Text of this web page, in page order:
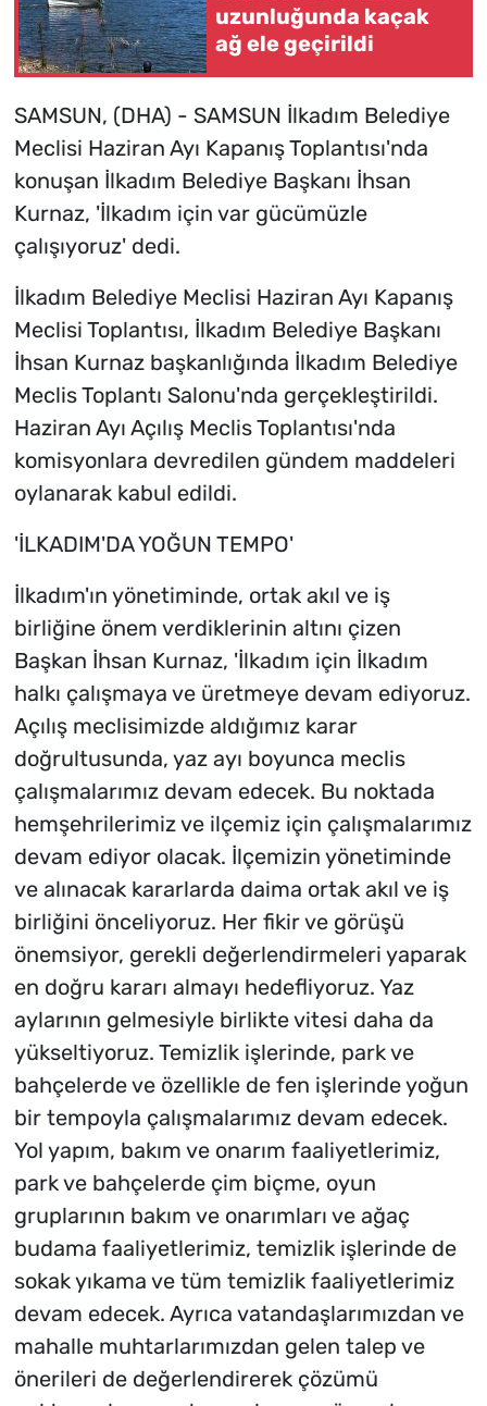
uzunluğunda kaçak
ağ ele geçirildi
SAMSUN, (DHA) - SAMSUN İlkadım Belediye
Meclisi Haziran Ayı Kapanış Toplantısı'nda
konuşan İlkadım Belediye Başkanı İhsan
Kurnaz, 'İlkadım için var gücümüzle
çalışıyoruz' dedi.
İlkadım Belediye Meclisi Haziran Ayı Kapanış
Meclisi Toplantısı, İlkadım Belediye Başkanı
İhsan Kurnaz başkanlığında İlkadım Belediye
Meclis Toplantı Salonu'nda gerçekleştirildi.
Haziran Ayı Açılış Meclis Toplantısı'nda
komisyonlara devredilen gündem maddeleri
oylanarak kabul edildi.
'İLKADIM'DA YOĞUN TEMPO'
İlkadım'ın yönetiminde, ortak akıl ve iş
birliğine önem verdiklerinin altını çizen
Başkan İhsan Kurnaz, 'İlkadım için İlkadım
halkı çalışmaya ve üretmeye devam ediyoruz.
Açılış meclisimizde aldığımız karar
doğrultusunda, yaz ayı boyunca meclis
çalışmalarımız devam edecek. Bu noktada
hemşehrilerimiz ve ilçemiz için çalışmalarımız
devam ediyor olacak. İlçemizin yönetiminde
ve alınacak kararlarda daima ortak akıl ve iş
birliğini önceliyoruz. Her fikir ve görüşü
önemsiyor, gerekli değerlendirmeleri yaparak
en doğru kararı almayı hedefliyoruz. Yaz
aylarının gelmesiyle birlikte vitesi daha da
yükseltiyoruz. Temizlik işlerinde, park ve
bahçelerde ve özellikle de fen işlerinde yoğun
bir tempoyla çalışmalarımız devam edecek.
Yol yapım, bakım ve onarım faaliyetlerimiz,
park ve bahçelerde çim biçme, oyun
gruplarının bakım ve onarımları ve ağaç
budama faaliyetlerimiz, temizlik işlerinde de
sokak yıkama ve tüm temizlik faaliyetlerimiz
devam edecek. Ayrıca vatandaşlarımızdan ve
mahalle muhtarlarımızdan gelen talep ve
önerileri de değerlendirerek çözümü